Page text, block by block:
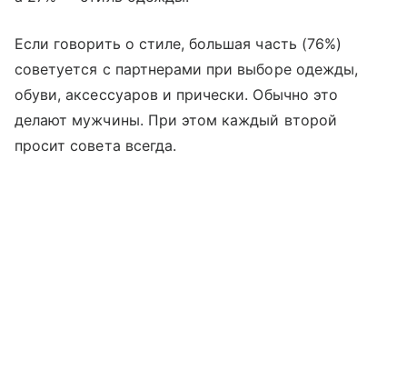
Если говорить о стиле, большая часть (76%)
советуется с партнерами при выборе одежды,
обуви, аксессуаров и прически. Обычно это
делают мужчины. При этом каждый второй
просит совета всегда.